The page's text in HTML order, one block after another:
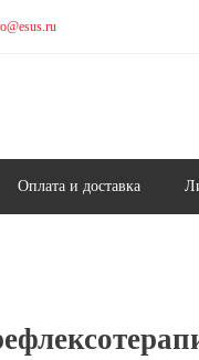
Оплата и доставка